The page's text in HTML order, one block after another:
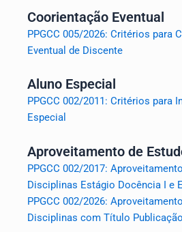
Coorientação Eventual
PPGCC 005/2026: Critérios para
Eventual de Discente
Aluno Especial
PPGCC 002/2011: Critérios para
Especial
Aproveitamento de
PPGCC 002/2017:
Disciplinas Estágio Docência I e
PPGCC 002/2026:
Disciplinas com Título